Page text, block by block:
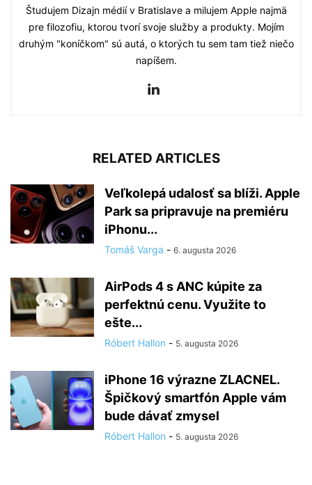
Študujem Dizajn médií v Bratislave a milujem Apple najmä
pre filozofiu, ktorou tvorí svoje služby a produkty. Mojím
druhým "koníčkom" sú autá, o ktorých tu sem tam tiež niečo
napíšem.
RELATED ARTICLES
Veľkolepá udalosť sa blíži. Apple
Park sa pripravuje na premiéru
iPhonu...
Tomáš Varga - 6. augusta 2026
AirPods 4 s ANC kúpite za
perfektnú cenu. Využite to
ešte...
Róbert Hallon - 5. augusta 2026
iPhone 16 výrazne ZLACNEL.
Špičkový smartfón Apple vám
bude dávať zmysel
Róbert Hallon - 5. augusta 2026